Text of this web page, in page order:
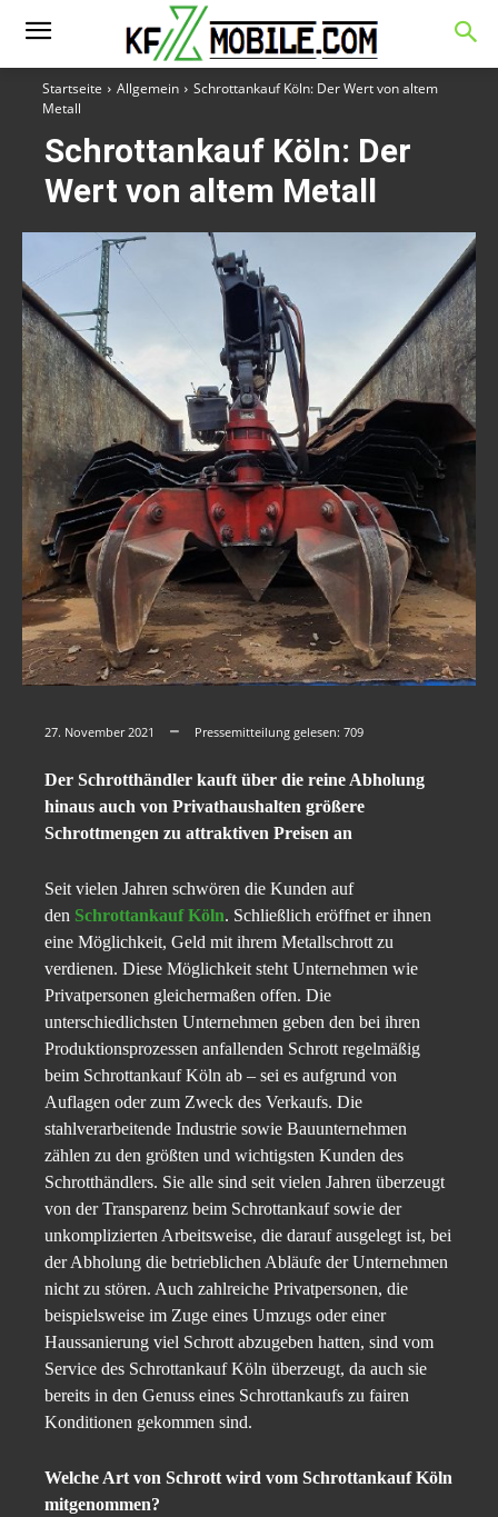
Startseite Allgemein
Schrottankauf Köln: Der Wert von altem
Metall
Schrottankauf Köln: Der
Wert von altem Metall
27. November 2021 Pressemitteilung gelesen: 709
Der Schrotthändler kauft über die reine Abholung
hinaus auch von Privathaushalten größere
Schrottmengen zu attraktiven Preisen an
Seit vielen Jahren schwören die Kunden auf
den Schrottankauf Köln. Schließlich eröffnet er ihnen
eine Möglichkeit, Geld mit ihrem Metallschrott zu
verdienen. Diese Möglichkeit steht Unternehmen wie
Privatpersonen gleichermaßen offen. Die
unterschiedlichsten Unternehmen geben den bei ihren
Produktionsprozessen anfallenden Schrott regelmäßig
beim Schrottankauf Köln ab – sei es aufgrund von
Auflagen oder zum Zweck des Verkaufs. Die
stahlverarbeitende Industrie sowie Bauunternehmen
zählen zu den größten und wichtigsten Kunden des
Schrotthändlers. Sie alle sind seit vielen Jahren überzeugt
von der Transparenz beim Schrottankauf sowie der
unkomplizierten Arbeitsweise, die darauf ausgelegt ist, bei
der Abholung die betrieblichen Abläufe der Unternehmen
nicht zu stören. Auch zahlreiche Privatpersonen, die
beispielsweise im Zuge eines Umzugs oder einer
Haussanierung viel Schrott abzugeben hatten, sind vom
Service des Schrottankauf Köln überzeugt, da auch sie
bereits in den Genuss eines Schrottankaufs zu fairen
Konditionen gekommen sind.
Welche Art von Schrott wird vom Schrottankauf Köln
mitgenommen?